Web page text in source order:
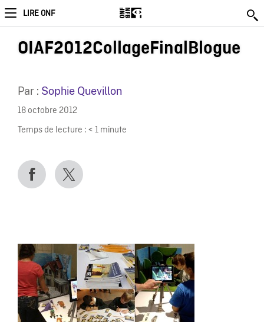
LIRE ONF
OIAF2012CollageFinalBlogue
Par : Sophie Quevillon
18 octobre 2012
Temps de lecture : < 1 minute